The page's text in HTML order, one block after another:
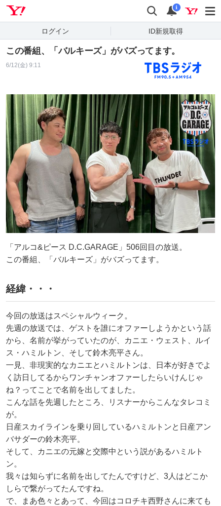
検索 通知
i
ログイン ID新規取得
この番組、「バルキーズ」がバズってます。
6/12(金) 9:11
「アルコ&ピース D.C.GARAGE」506回目の放送。
この番組、「バルキーズ」がバズってます。
経緯・・・
今回の放送はスペシャルウィーク。
先週の放送では、ゲストを誰にオファーしようかという話
から、名前が挙がっていたのが、カニエ・ウェスト、ルイ
ス・ハミルトン、そして鈴木亮平さん。
一見、非現実的なカニエとハミルトンは、日本が好きでよ
く訪日してるからワンチャンオファーしたらいけんじゃ
ね？ってことで名前を出してました。
こんな話を先週したところ、リスナーからこんなタレコミ
が。
日産スカイラインを乗り回しているハミルトンと日産アン
バサダーの鈴木亮平。
そして、カニエの元嫁と交際中という説があるハミルト
ン。
我々は知らずに名前を出してたんですけど、3人はどこか
しらで繋がってたんですね。
で、まあ色々とあって、今回はコロチキ西野さんに来ても